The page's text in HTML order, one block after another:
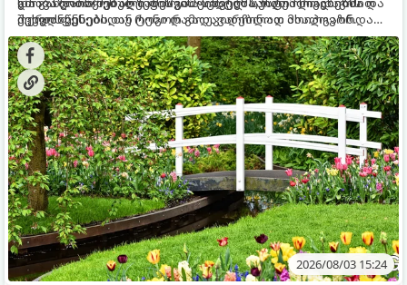
ქვედა ფენებიდან ტენი დამოუკიდებლად მოიპოვონ.
შეხვდნენ.
ოქროს წესებს, თუ როგორ გადავარჩინოთ ახალგაზრდა
ხეები ზაფხულის სიცხეში:
2026/08/03 15:24